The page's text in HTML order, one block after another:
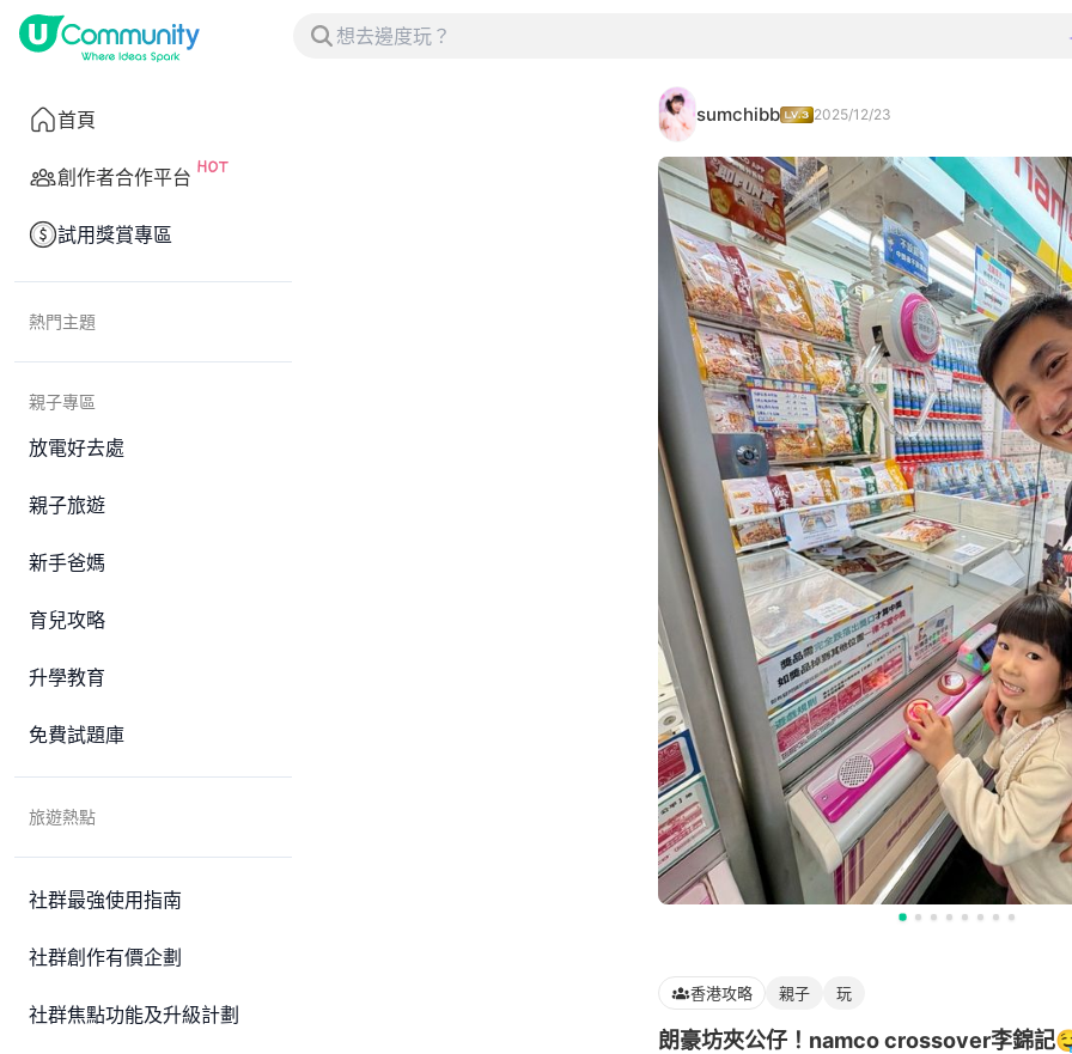
首頁
創作者合作平台
試用獎賞專區
熱門主題
親子專區
放電好去處
親子旅遊
新手爸媽
育兒攻略
升學教育
免費試題庫
旅遊熱點
社群最強使用指南
社群創作有價企劃
社群焦點功能及升級計劃
sumchibb 2025/12/23
香港攻略 親子 玩
朗豪坊夾公仔！namco crossover李錦記